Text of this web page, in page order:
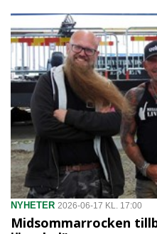
NYHETER 2026-06-17 KL. 17:00
Midsommarrocken